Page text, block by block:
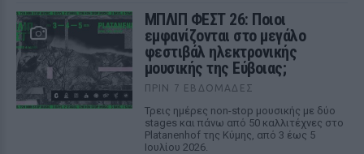
ΜΠΛΙΠ ΦΕΣΤ 26: Ποιοι
εμφανίζονται στο μεγάλο
φεστιβάλ ηλεκτρονικής
μουσικής της Εύβοιας;
ΠΡΙΝ 7 ΕΒΔΟΜΆΔΕΣ
Τρεις ημέρες non-stop μουσικής με δύο
stages και πάνω από 50 καλλιτέχνες στο
Platanenhof της Κύμης, από 3 έως 5
Ιουλίου 2026.